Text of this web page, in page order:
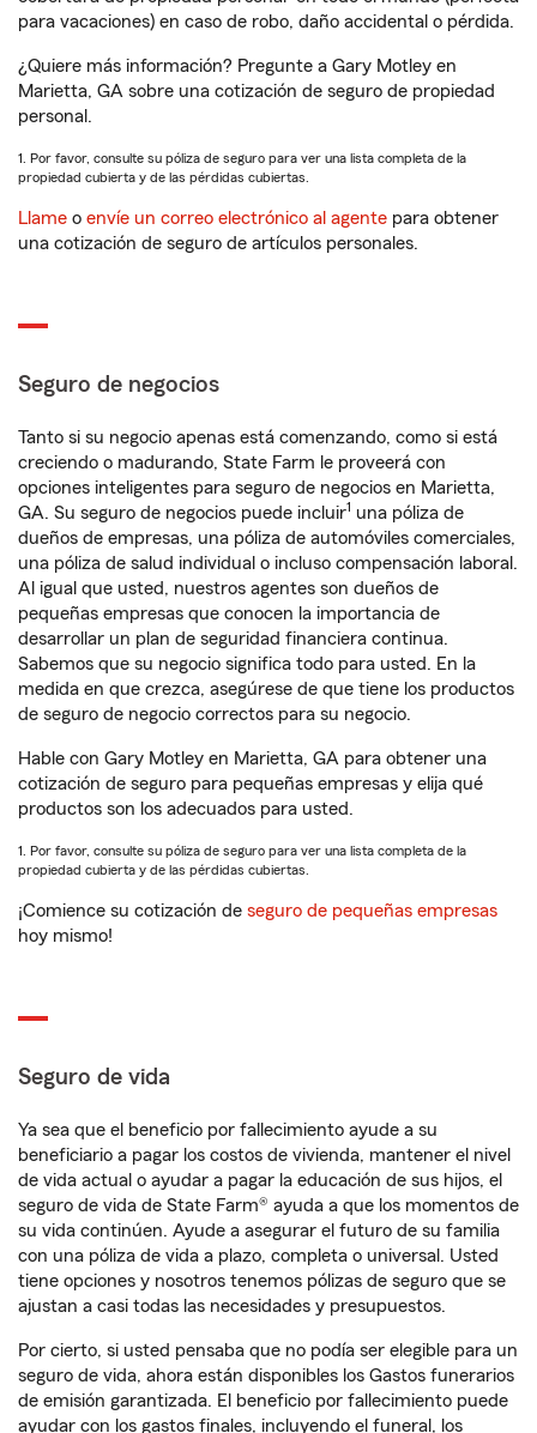
para vacaciones) en caso de robo, daño accidental o pérdida.
¿Quiere más información? Pregunte a Gary Motley en
Marietta, GA sobre una cotización de seguro de propiedad
personal.
1. Por favor, consulte su póliza de seguro para ver una lista completa de la
propiedad cubierta y de las pérdidas cubiertas.
Llame o envíe un correo electrónico al agente para obtener
una cotización de seguro de artículos personales.
Seguro de negocios
Tanto si su negocio apenas está comenzando, como si está
creciendo o madurando, State Farm le proveerá con
opciones inteligentes para seguro de negocios en Marietta,
GA. Su seguro de negocios puede incluir1 una póliza de
dueños de empresas, una póliza de automóviles comerciales,
una póliza de salud individual o incluso compensación laboral.
Al igual que usted, nuestros agentes son dueños de
pequeñas empresas que conocen la importancia de
desarrollar un plan de seguridad financiera continua.
Sabemos que su negocio significa todo para usted. En la
medida en que crezca, asegúrese de que tiene los productos
de seguro de negocio correctos para su negocio.
Hable con Gary Motley en Marietta, GA para obtener una
cotización de seguro para pequeñas empresas y elija qué
productos son los adecuados para usted.
1. Por favor, consulte su póliza de seguro para ver una lista completa de la
propiedad cubierta y de las pérdidas cubiertas.
¡Comience su cotización de seguro de pequeñas empresas
hoy mismo!
Seguro de vida
Ya sea que el beneficio por fallecimiento ayude a su
beneficiario a pagar los costos de vivienda, mantener el nivel
de vida actual o ayudar a pagar la educación de sus hijos, el
seguro de vida de State Farm® ayuda a que los momentos de
su vida continúen. Ayude a asegurar el futuro de su familia
con una póliza de vida a plazo, completa o universal. Usted
tiene opciones y nosotros tenemos pólizas de seguro que se
ajustan a casi todas las necesidades y presupuestos.
Por cierto, si usted pensaba que no podía ser elegible para un
seguro de vida, ahora están disponibles los Gastos funerarios
de emisión garantizada. El beneficio por fallecimiento puede
ayudar con los gastos finales, incluyendo el funeral, los